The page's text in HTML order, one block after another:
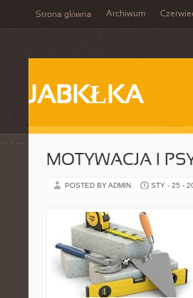
Strona główna Archiwum
JABKŁKA
MOTYWACJA I
POSTED BY ADMIN STY - 25 -